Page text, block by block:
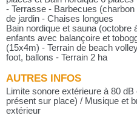
- Terrasse - Barbecues
de jardin - Chaises longues
Bain nordique et sauna (octobre
enfants avec balançoire et
(15x4m) - Terrain de beach
foot, ballons - Terrain 2 ha
AUTRES INFOS
Limite sonore extérieure à 80
présent sur place) / Musique et
extérieur